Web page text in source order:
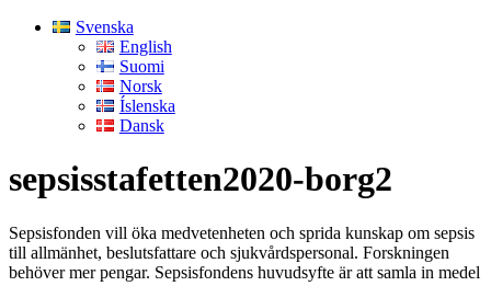
Svenska
English
Suomi
Norsk
Íslenska
Dansk
sepsisstafetten2020-borg2
Sepsisfonden vill öka medvetenheten och sprida kunskap om sepsis
till allmänhet, beslutsfattare och sjukvårdspersonal. Forskningen
behöver mer pengar. Sepsisfondens huvudsyfte är att samla in medel